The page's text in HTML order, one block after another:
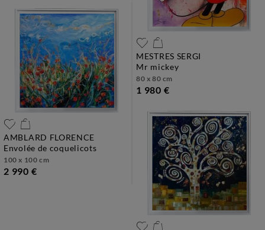
MESTRES SERGI
mr mickey
80 x 80 cm
1 980 €
AMBLARD FLORENCE
envolée de coquelicots
100 x 100 cm
2 990 €